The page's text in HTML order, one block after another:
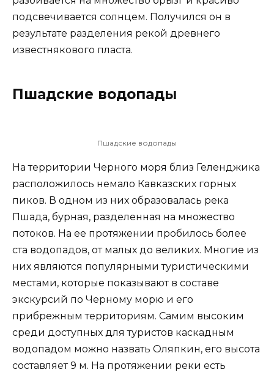
подсвечивается солнцем. Получился он в
результате разделения рекой древнего
известнякового пласта.
Пшадские водопады
Пшадские водопады
На территории Черного моря близ Геленджика
расположилось немало Кавказских горных
пиков. В одном из них образовалась река
Пшада, бурная, разделенная на множество
потоков. На ее протяжении пробилось более
ста водопадов, от малых до великих. Многие из
них являются популярными туристическими
местами, которые показывают в составе
экскурсий по Черному морю и его
прибрежным территориям. Самим высоким
среди доступных для туристов каскадным
водопадом можно назвать Оляпкин, его высота
составляет 9 м. На протяжении реки есть